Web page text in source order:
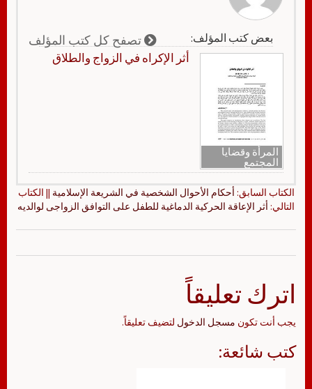
بعض كتب المؤلف: تصفح كل كتب المؤلف
المرأة وقضايا
المجتمع
أثر الإكراه في الزواج والطلاق
الكتاب السابق: أحكام الأحوال الشخصية في الشريعة الإسلامية || الكتاب
التالي: أثر الإعاقة الحركية الدماغية للطفل على التوافق الزواجى لوالديه
اترك تعليقاً
يجب أنت تكون مسجل الدخول لتضيف تعليقاً.
كتب شائعة: